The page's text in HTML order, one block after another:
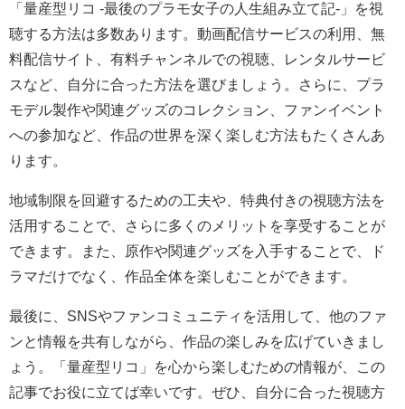
「量産型リコ -最後のプラモ女子の人生組み立て記-」を視
聴する方法は多数あります。動画配信サービスの利用、無
料配信サイト、有料チャンネルでの視聴、レンタルサービ
スなど、自分に合った方法を選びましょう。さらに、プラ
モデル製作や関連グッズのコレクション、ファンイベント
への参加など、作品の世界を深く楽しむ方法もたくさんあ
ります。
地域制限を回避するための工夫や、特典付きの視聴方法を
活用することで、さらに多くのメリットを享受することが
できます。また、原作や関連グッズを入手することで、ド
ラマだけでなく、作品全体を楽しむことができます。
最後に、SNSやファンコミュニティを活用して、他のファ
ンと情報を共有しながら、作品の楽しみを広げていきまし
ょう。「量産型リコ」を心から楽しむための情報が、この
記事でお役に立てば幸いです。ぜひ、自分に合った視聴方